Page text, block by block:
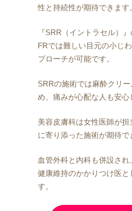
性と持続性が期待できます
『SRR（イントラセル）
FRでは難しい目元の小じ
プローチが可能です。
SRRの施術では麻酔クリ
め、痛みが心配な人も安心
美容皮膚科は女性医師が
に寄り添った施術が期待で
血管外科と内科も併設され
健康維持のかかりつけ医
す。